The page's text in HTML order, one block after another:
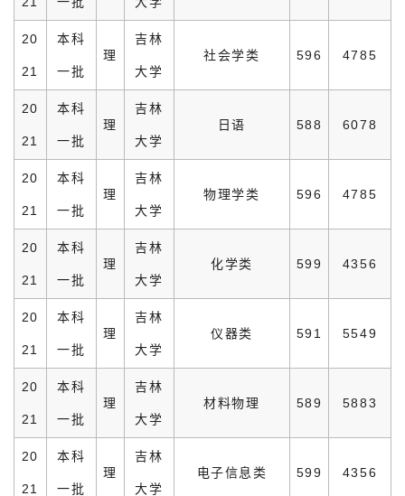
20
21
本科
一批
理
吉林
大学
社会学类 596 4785
20
21
本科
一批
理
吉林
大学
日语 588 6078
20
21
本科
一批
理
吉林
大学
物理学类 596 4785
20
21
本科
一批
理
吉林
大学
化学类 599 4356
20
21
本科
一批
理
吉林
大学
仪器类 591 5549
20
21
本科
一批
理
吉林
大学
材料物理 589 5883
20
21
本科
一批
理
吉林
大学
电子信息类 599 4356